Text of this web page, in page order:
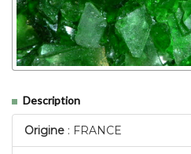
Description
Origine : FRANCE